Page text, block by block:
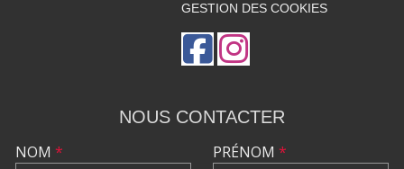
GESTION DES COOKIES
NOUS CONTACTER
NOM * PRÉNOM *